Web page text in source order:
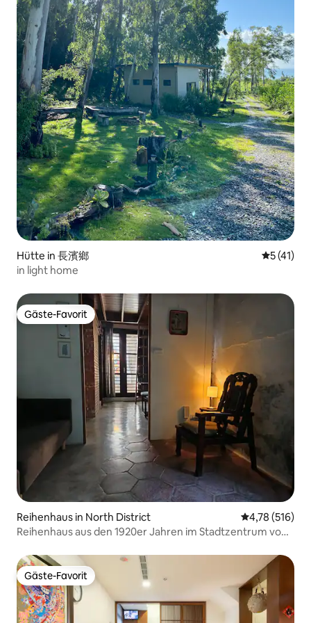
Hütte in 長濱鄉
5 (41)
in light home
Gäste-Favorit
Gäste-Favorit
Reihenhaus in North District
4,78 (516)
Reihenhaus aus den 1920er Jahren im Stadtzentrum von
Gäste-Favorit
Gäste-Favorit